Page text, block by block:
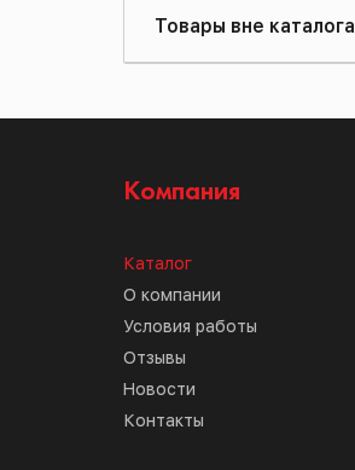
Товары вне каталога
Компания
Каталог
О компании
Условия работы
Отзывы
Новости
Контакты